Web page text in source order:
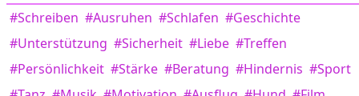
#Schreiben #Ausruhen #Schlafen #Geschichte
#Unterstützung #Sicherheit #Liebe #Treffen
#Persönlichkeit #Stärke #Beratung #Hindernis #Sport